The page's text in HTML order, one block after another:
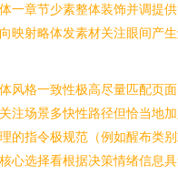
一章节少素整体装饰并调提
映射略体发素材关注眼间产
风格一致性极高尽量匹配页
注场景多快性路径但恰当地
的指令极规范（例如醒布类
心选择看根据决策情绪信息